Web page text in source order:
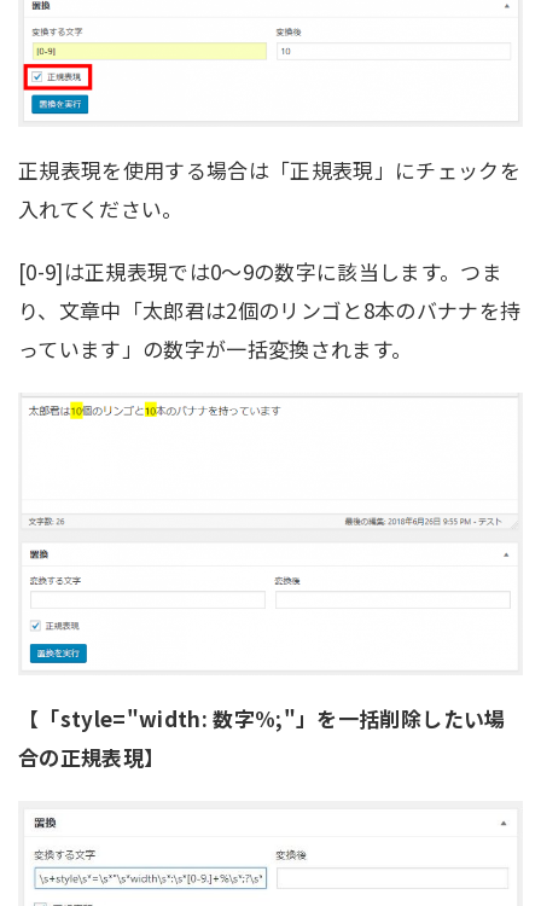
正規表現を使用する場合は「正規表現」にチェックを
入れてください。
[0-9]は正規表現では0～9の数字に該当します。つま
り、文章中「太郎君は2個のリンゴと8本のバナナを持
っています」の数字が一括変換されます。
【「style="width: 数字%;"」を一括削除したい場
合の正規表現】